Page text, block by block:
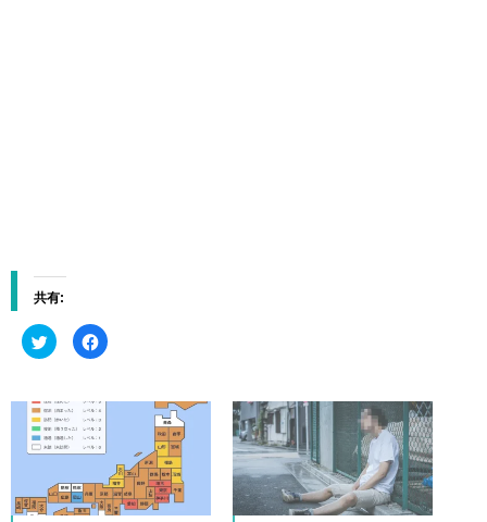
共有:
ク
リ
て
T
w
i
t
e
r
で
F
a
o
o
k
で
共
す
る
に